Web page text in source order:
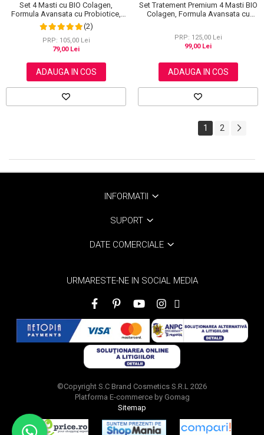
Set 4 Masti cu BIO Colagen,
Formula Avansata cu Probiotice,
Tehnologie Hydro-Gel,
Niacinamide, Acid Hialuronic si
Vitamina E
(2)
PRP: 105,00 Lei
79,00 Lei
ADAUGA IN COS
Set Tratement Premium 4 Masti BIO
Colagen, Formula Avansata cu
PRP: 125,00 Lei
99,00 Lei
ADAUGA IN COS
1 2
INFORMATII
SUPORT
DATE COMERCIALE
URMARESTE-NE IN SOCIAL MEDIA
©Copyright S.C Brand Cosmetics S.R.L 2026
Platforma E-commerce by Gomag
Sitemap